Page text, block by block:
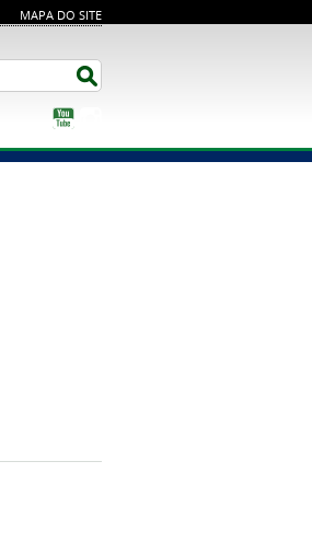
MAPA DO SITE